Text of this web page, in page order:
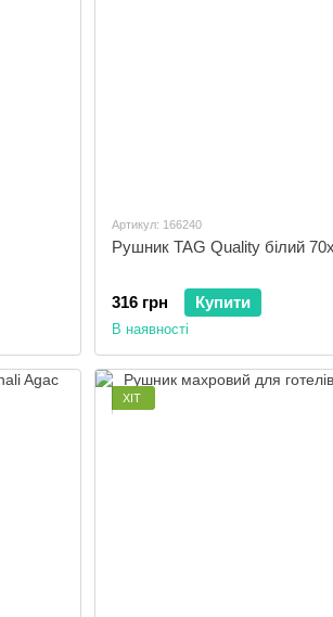
Артикул: 166240
Рушник TAG Quality білий
316 грн Купити
В наявності
ХІТ